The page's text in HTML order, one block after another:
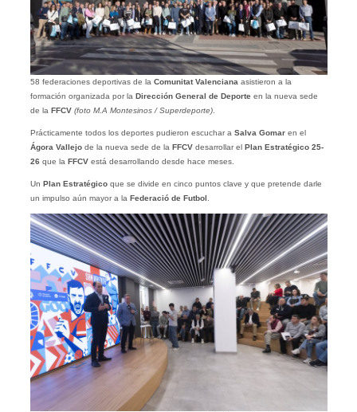
58 federaciones deportivas de la Comunitat Valenciana asistieron a la
formación organizada por la Dirección General de Deporteen la nueva sede
de la FFCV (foto M.A Montesinos / Superdeporte).
Prácticamente todos los deportes pudieron escuchar a Salva Gomaren el
Ágora Vallejo de la nueva sede de la FFCVdesarrollar el Plan Estratégico 25-
26 que la FFCVestá desarrollando desde hace meses.
Un Plan Estratégicoque se divide en cinco puntos clave y que pretende darle
un impulso aún mayor a la Federació de Futbol